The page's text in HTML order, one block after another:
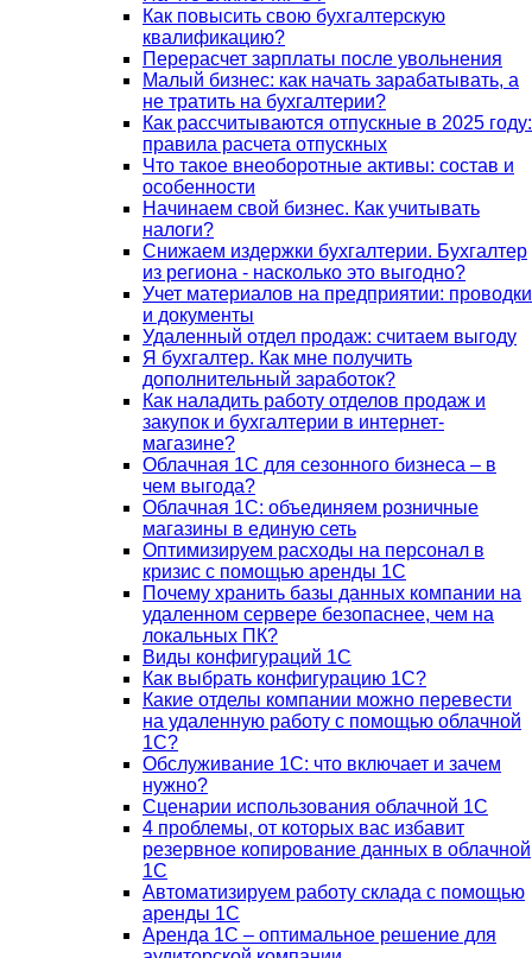
Как повысить свою бухгалтерскую
квалификацию?
Перерасчет зарплаты после увольнения
Малый бизнес: как начать зарабатывать, а
не тратить на бухгалтерии?
Как рассчитываются отпускные в 2025 году:
правила расчета отпускных
Что такое внеоборотные активы: состав и
особенности
Начинаем свой бизнес. Как учитывать
налоги?
Снижаем издержки бухгалтерии. Бухгалтер
из региона - насколько это выгодно?
Учет материалов на предприятии: проводки
и документы
Удаленный отдел продаж: считаем выгоду
Я бухгалтер. Как мне получить
дополнительный заработок?
Как наладить работу отделов продаж и
закупок и бухгалтерии в интернет-
магазине?
Облачная 1С для сезонного бизнеса – в
чем выгода?
Облачная 1С: объединяем розничные
магазины в единую сеть
Оптимизируем расходы на персонал в
кризис с помощью аренды 1С
Почему хранить базы данных компании на
удаленном сервере безопаснее, чем на
локальных ПК?
Виды конфигураций 1С
Как выбрать конфигурацию 1С?
Какие отделы компании можно перевести
на удаленную работу с помощью облачной
1С?
Обслуживание 1С: что включает и зачем
нужно?
Сценарии использования облачной 1С
4 проблемы, от которых вас избавит
резервное копирование данных в облачной
1С
Автоматизируем работу склада с помощью
аренды 1С
Аренда 1С – оптимальное решение для